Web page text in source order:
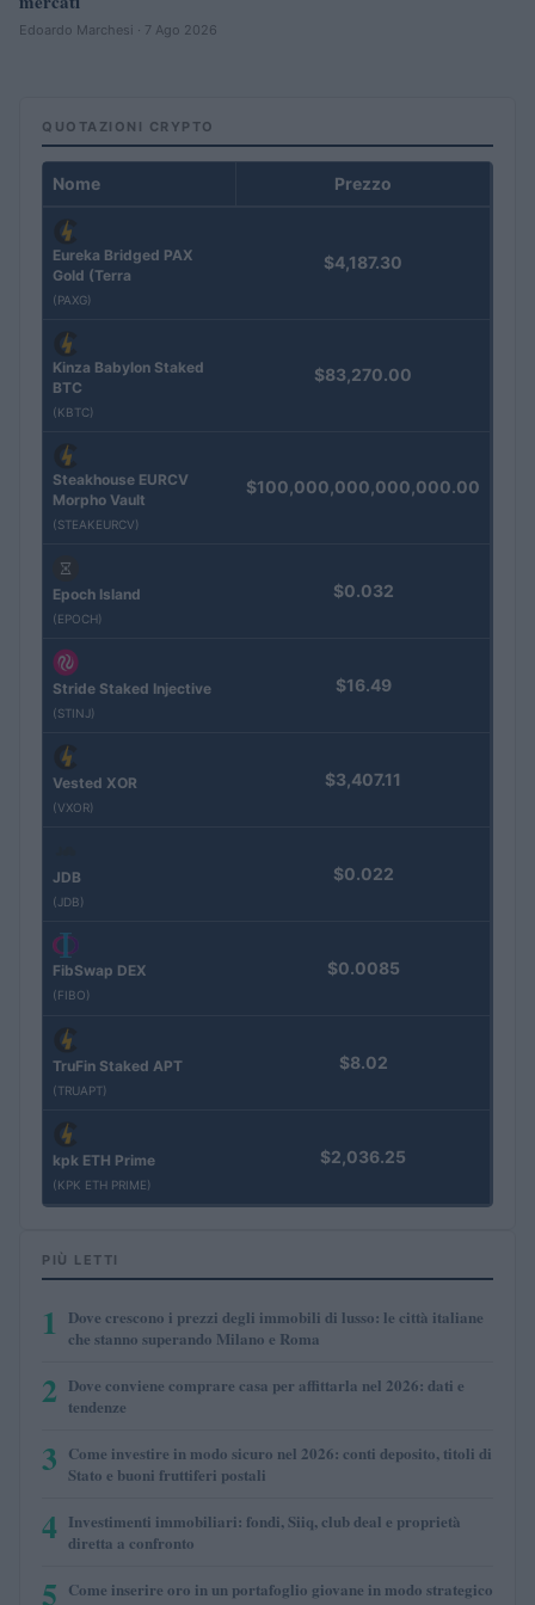
Edoardo Marchesi · 7 Ago 2026
QUOTAZIONI CRYPTO
Nome Prezzo
Eureka Bridged PAX
Gold (Terra
(PAXG)
$4,187.30
Kinza Babylon Staked
BTC
(KBTC)
$83,270.00
Steakhouse EURCV
Morpho Vault
(STEAKEURCV)
$100,000,000,000,000.00
Epoch Island
(EPOCH)
$0.032
Stride Staked Injective
(STINJ)
$16.49
Vested XOR
(VXOR)
$3,407.11
JDB
(JDB)
$0.022
FibSwap DEX
(FIBO)
$0.0085
TruFin Staked APT
(TRUAPT)
$8.02
kpk ETH Prime
(KPK ETH PRIME)
$2,036.25
PIÙ LETTI
1
Dove crescono i prezzi degli immobili di lusso: le città italiane
che stanno superando Milano e Roma
2 Dove conviene comprare casa per affittarla nel 2026: dati e
tendenze
3 Come investire in modo sicuro nel 2026: conti deposito, titoli di
Stato e buoni fruttiferi postali
4 Investimenti immobiliari: fondi, Siiq, club deal e proprietà
diretta a confronto
5 Come inserire oro in un portafoglio giovane in modo strategico